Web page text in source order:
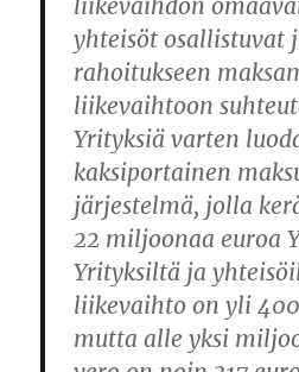
liikevaihdon
yhteisöt osallistuvat
rahoitukseen
liikevaihtoon
Yrityksiä varten
kaksiportainen
järjestelmä, jolla
22 miljoonaa euroa
Yrityksiltä ja
liikevaihto on yli
mutta alle yksi